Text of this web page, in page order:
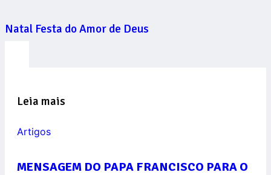
Natal Festa do Amor de Deus
Leia mais
Artigos
MENSAGEM DO PAPA FRANCISCO PARA O